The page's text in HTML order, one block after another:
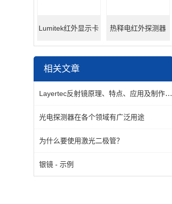
Lumitek红外显示卡 热释电红外探测器
相关文章
Layertec反射镜原理、特点、应用及制作工艺
光电探测器在各个领域有广泛用途
为什么要使用激光二极管？
银镜 - 示例